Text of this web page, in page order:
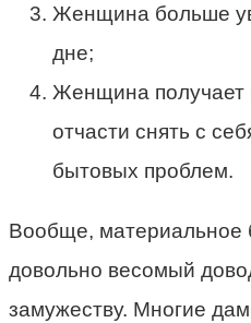
Женщина больше
дне;
Женщина получает
отчасти снять с
бытовых проблем.
Вообще, материальное
довольно весомый
замужеству. Многие